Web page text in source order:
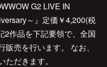
G2 LIVE IN
～』定価￥4,200(税
2作品を下記要領で、全国
売を行います。 なお、
だきます。